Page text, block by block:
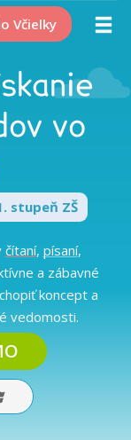
Včielky
vo
stupeň ZŠ
čítaní, písaní,
a zábavné
koncept a
vedomosti.